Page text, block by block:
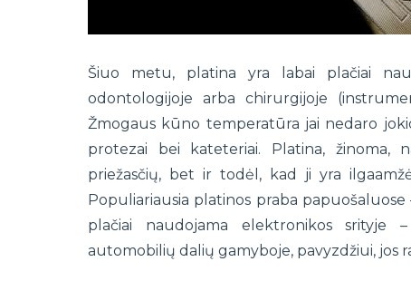
Šiuo metu, platina yra labai plačiai
odontologijoje arba chirurgijoje
Žmogaus kūno temperatūra jai nedaro
protezai bei kateteriai. Platina,
priežasčių, bet ir todėl, kad ji yra
Populiariausia platinos praba
plačiai naudojama elektronikos srityje
automobilių dalių gamyboje, pavyzdžiui, jos